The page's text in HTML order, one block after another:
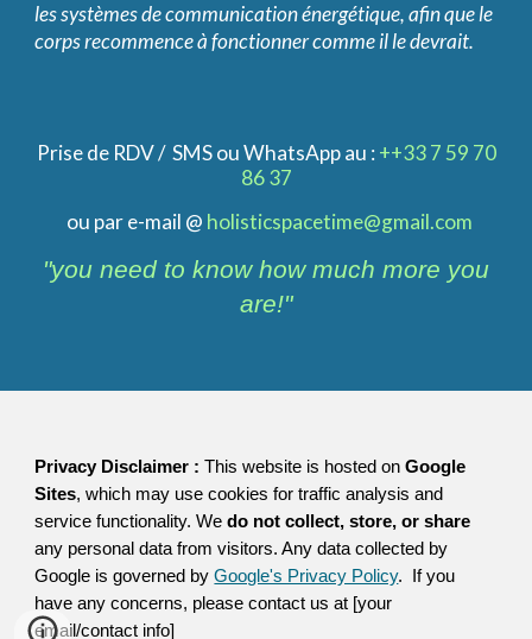
les systèmes de communication énergétique, afin que le
corps recommence à fonctionner comme il le devrait.
Prise de RDV / SMS ou WhatsApp au :++33 7 59 70
86 37
ou par e-mail @ holisticspacetime@gmail.com
"you need to know how much more you
are!"
Privacy Disclaimer :This website is hosted onGoogle
Sites, which may use cookies for traffic analysis and
service functionality. Wedo not collect, store, or share
any personal data from visitors. Any data collected by
Google is governed by Google's Privacy Policy. If you
have any concerns, please contact us at [your
email/contact info]